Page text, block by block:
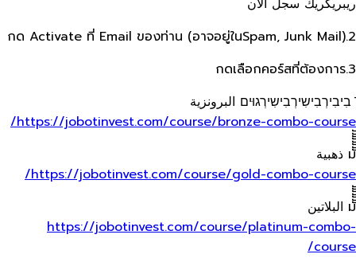
ريبريكريك سجل الآن
2.กด Activate ที่ Email ของท่าน​ (อาจอยู่ใน​Spam, Junk Mail)
3.กดเลือกคอร์สที่ต้องการ
̄ בִיבִירְבִישִירְבִישִירְגוּים البرونزية
https://jobotinvest.com/course/bronze-combo-course/
มัััััััั ذهبية
https://jobotinvest.com/course/gold-combo-course/
มััััััั البلاتين
https://jobotinvest.com/course/platinum-combo-
course/